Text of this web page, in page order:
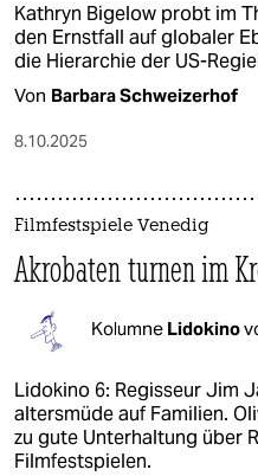
Kathryn Bigelow probt im
den Ernstfall auf globaler
die Hierarchie der US-
Von Barbara Schweizerhof
8.10.2025
Filmfestspiele Venedig
Akrobaten turnen im
Kolumne Lidokino
Lidokino 6: Regisseur Jim
altersmüde auf Familien.
zu gute Unterhaltung über
Filmfestspielen.